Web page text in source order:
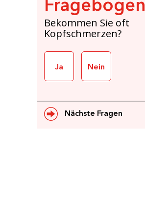
Bekommen Sie oft
Kopfschmerzen?
Ja Nein
Nächste Fragen